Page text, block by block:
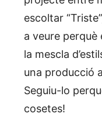
escoltar
a veure
la mescla
una producció
Seguiu-lo
cosetes!